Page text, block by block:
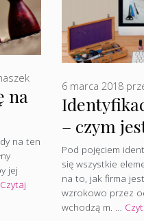
na
na ten
jej
Czytaj
– czym
jest taka
6 marca 2018
Pod pojęciem
się wszystkie
na to, jak firma
wzrokowo przez
wchodzą m. …